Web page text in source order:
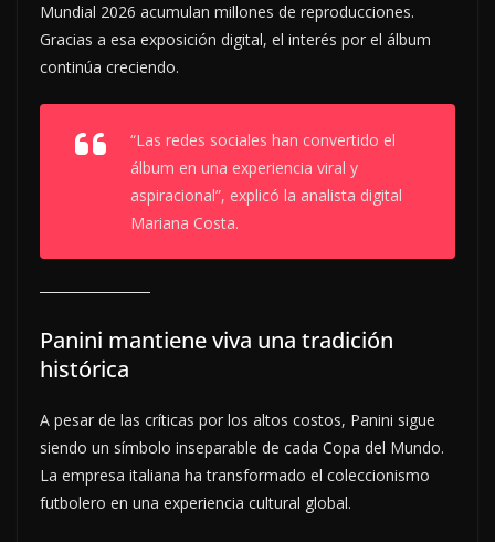
Mundial 2026 acumulan millones de reproducciones.
Gracias a esa exposición digital, el interés por el álbum
continúa creciendo.
“Las redes sociales han convertido el
álbum en una experiencia viral y
aspiracional”, explicó la analista digital
Mariana Costa.
Panini mantiene viva una tradición
histórica
A pesar de las críticas por los altos costos, Panini sigue
siendo un símbolo inseparable de cada Copa del Mundo.
La empresa italiana ha transformado el coleccionismo
futbolero en una experiencia cultural global.